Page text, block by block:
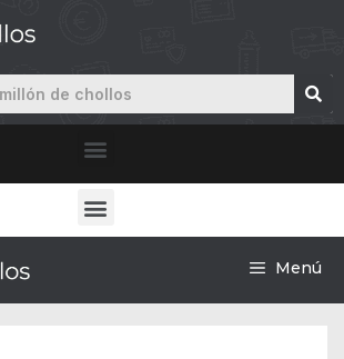
Menú